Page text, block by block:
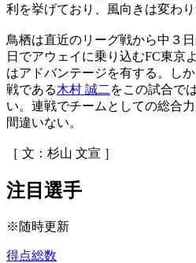
利を挙げており、風向きは変わり
鳥栖は直近のリーグ戦から中３
日でアウェイに乗り込むFC東京
はアドバンテージを有する。し
戦である木村 誠二 をこの試合で
い。連戦でチームとしての総合
間違いない。
［ 文：杉山 文宣 ］
注目選手
※随時更新
得点総数